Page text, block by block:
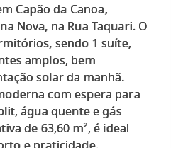
Capão da Canoa,
Nova, na Rua Taquari. O
sendo 1 suíte,
amplos, bem
solar da manhã.
com espera para
água quente e gás
de 63,60 m², é ideal
e praticidade.